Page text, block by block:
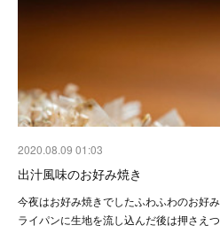
2020.08.09 01:03
出汁風味のお好み焼き
今夜はお好み焼きでしたふわふわのお好
ライパンに生地を流し込んだ後は押さえ